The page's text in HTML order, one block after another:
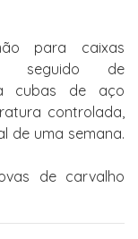
para caixas
seguido de
cubas de aço
controlada,
de uma semana.
de carvalho